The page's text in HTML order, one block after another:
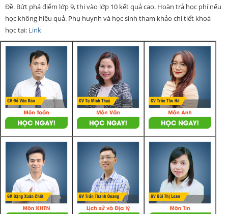
Đề. Bứt phá điểm lớp 9, thi vào lớp 10 kết quả cao. Hoàn trả học phí nếu
học không hiệu quả. Phụ huynh và học sinh tham khảo chi tiết khoá
học tại: Link